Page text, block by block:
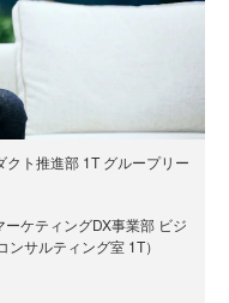
ト推進部 1T グループリー
ーケティングDX事業部 ビジ
サルティング室 1T）